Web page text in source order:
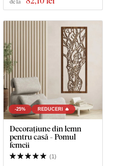
-25% REDUCERI 🔥
Decorațiune din lemn
pentru casă - Pomul
femeii
(1)